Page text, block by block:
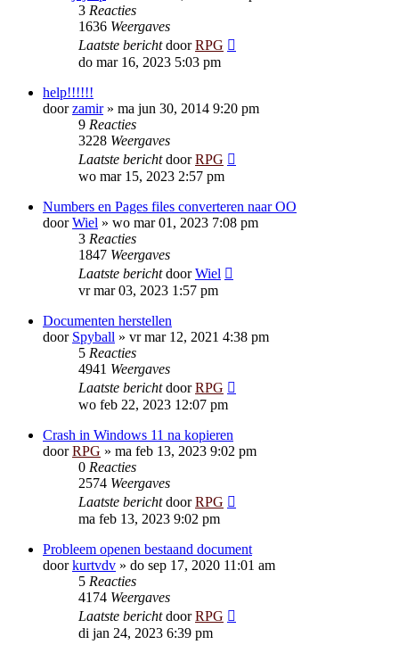
3 Reacties
1636 Weergaves
Laatste berichtdoorRPG
do mar 16, 2023 5:03 pm
help!!!!!!
doorzamir» ma jun 30, 2014 9:20 pm
9 Reacties
3228 Weergaves
Laatste berichtdoorRPG
wo mar 15, 2023 2:57 pm
Numbers en Pages files converteren naar OO
doorWiel » wo mar 01, 2023 7:08 pm
3 Reacties
1847 Weergaves
Laatste berichtdoorWiel
vr mar 03, 2023 1:57 pm
Documenten herstellen
door Spyball » vr mar 12, 2021 4:38 pm
5 Reacties
4941 Weergaves
Laatste berichtdoorRPG
wo feb 22, 2023 12:07 pm
Crash in Windows 11 na kopieren
doorRPG » ma feb 13, 2023 9:02 pm
0 Reacties
2574 Weergaves
Laatste berichtdoorRPG
ma feb 13, 2023 9:02 pm
Probleem openen bestaand document
doorkurtvdv » do sep 17, 2020 11:01 am
5 Reacties
4174 Weergaves
Laatste berichtdoorRPG
di jan 24, 2023 6:39 pm